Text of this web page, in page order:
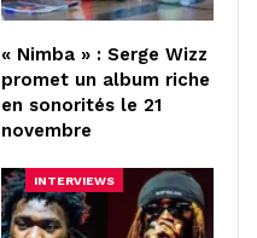
« Nimba » : Serge Wizz
promet un album riche
en sonorités le 21
novembre
INTERVIEWS